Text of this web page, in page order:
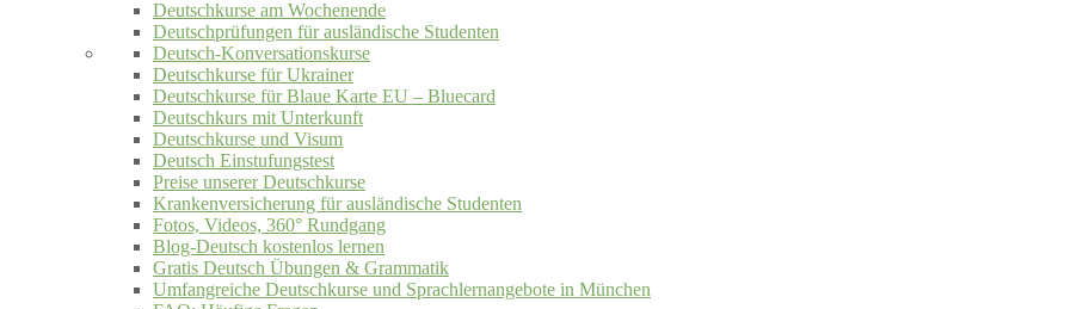
Deutschkurse am Wochenende
Deutschprüfungen für ausländische Studenten
Deutsch-Konversationskurse
Deutschkurse für Ukrainer
Deutschkurse für Blaue Karte EU – Bluecard
Deutschkurs mit Unterkunft
Deutschkurse und Visum
Deutsch Einstufungstest
Preise unserer Deutschkurse
Krankenversicherung für ausländische Studenten
Fotos, Videos, 360° Rundgang
Blog-Deutsch kostenlos lernen
Gratis Deutsch Übungen & Grammatik
Umfangreiche Deutschkurse und Sprachlernangebote in München